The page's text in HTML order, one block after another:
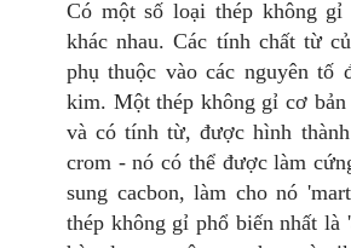
Có một số loại thép không
khác nhau. Các tính chất từ
phụ thuộc vào các nguyên tố
kim. Một thép không gỉ cơ
và có tính từ, được hình
crom - nó có thể được làm
sung cacbon, làm cho nó
thép không gỉ phổ biến nhất là